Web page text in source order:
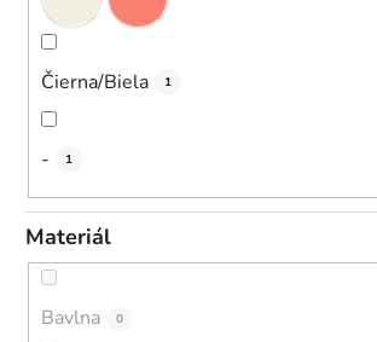
Čierna/Biela 1
- 1
Materiál
Bavlna 0